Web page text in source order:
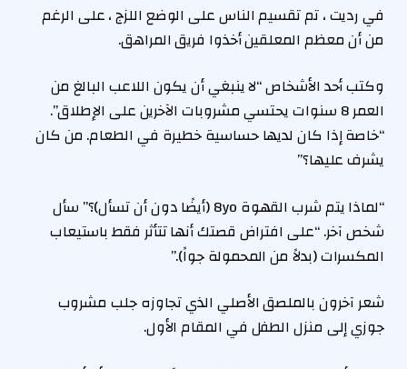
في رديت ، تم تقسيم الناس على الوضع اللزج ، على الرغم
من أن معظم المعلقين أخذوا فريق المراهق.
وكتب أحد الأشخاص “لا ينبغي أن يكون اللاعب البالغ من
العمر 8 سنوات يحتسي مشروبات الآخرين على الإطلاق”.
“خاصة إذا كان لديها حساسية خطيرة في الطعام. من كان
يشرف عليها؟”
“لماذا يتم شرب القهوة 8yo (أيضًا دون أن تسأل)؟” سأل
شخص آخر. “على افتراض قصتك أنها تتأثر فقط باستيعاب
المكسرات (بدلاً من المحمولة جواً).”
شعر آخرون بالملصق الأصلي الذي تجاوزه جلب مشروب
جوزي إلى منزل الطفل في المقام الأول.